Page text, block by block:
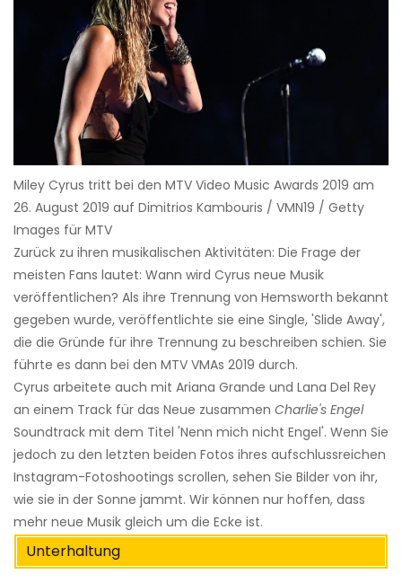
Miley Cyrus tritt bei den MTV Video Music Awards 2019 am
26. August 2019 auf Dimitrios Kambouris / VMN19 / Getty
Images für MTV
Zurück zu ihren musikalischen Aktivitäten: Die Frage der
meisten Fans lautet: Wann wird Cyrus neue Musik
veröffentlichen? Als ihre Trennung von Hemsworth bekannt
gegeben wurde, veröffentlichte sie eine Single, 'Slide Away',
die die Gründe für ihre Trennung zu beschreiben schien. Sie
führte es dann bei den MTV VMAs 2019 durch.
Cyrus arbeitete auch mit Ariana Grande und Lana Del Rey
an einem Track für das Neue zusammen Charlie's Engel
Soundtrack mit dem Titel 'Nenn mich nicht Engel'. Wenn Sie
jedoch zu den letzten beiden Fotos ihres aufschlussreichen
Instagram-Fotoshootings scrollen, sehen Sie Bilder von ihr,
wie sie in der Sonne jammt. Wir können nur hoffen, dass
mehr neue Musik gleich um die Ecke ist.
Unterhaltung